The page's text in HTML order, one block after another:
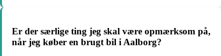
Er der særlige ting jeg skal være opmærksom på,
når jeg køber en brugt bil i Aalborg?